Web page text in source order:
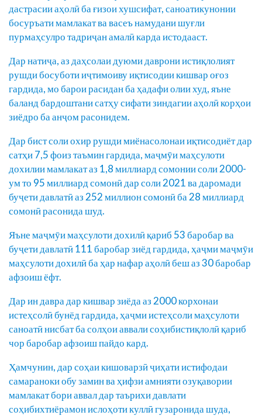
дастрасии аҳолӣ ба ғизои хушсифат, саноатикунонии
босуръати мамлакат ва васеъ намудани шуғли
пурмаҳсулро тадриҷан амалӣ карда истодааст.
Дар натиҷа, аз даҳсолаи дуюми даврони истиқлолият
рушди босуботи иҷтимоиву иқтисодии кишвар оғоз
гардида, мо барои расидан ба ҳадафи олии худ, яъне
баланд бардоштани сатҳу сифати зиндагии аҳолӣ корҳои
зиёдро ба анҷом расонидем.
Дар бист соли охир рушди миёнасолонаи иқтисодиёт дар
сатҳи 7,5 фоиз таъмин гардида, маҷмӯи маҳсулоти
дохилии мамлакат аз 1,8 миллиард сомонии соли 2000-
ум то 95 миллиард сомонӣ дар соли 2021 ва даромади
буҷети давлатӣ аз 252 миллион сомонӣ ба 28 миллиард
сомонӣ расонида шуд.
Яъне маҷмӯи маҳсулоти дохилӣ қариб 53 баробар ва
буҷети давлатӣ 111 баробар зиёд гардида, ҳаҷми маҷмӯи
маҳсулоти дохилӣ ба ҳар нафар аҳолӣ беш аз 30 баробар
афзоиш ёфт.
Дар ин давра дар кишвар зиёда аз 2000 корхонаи
истеҳсолӣ бунёд гардида, ҳаҷми истеҳсоли маҳсулоти
саноатӣ нисбат ба солҳои аввали соҳибистиқлолӣ қариб
чор баробар афзоиш пайдо кард.
Ҳамчунин, дар соҳаи кишоварзӣ ҷиҳати истифодаи
самараноки обу замин ва ҳифзи амнияти озуқавории
мамлакат бори аввал дар таърихи давлати
соҳибихтиёрамон ислоҳоти куллӣ гузаронида шуда,